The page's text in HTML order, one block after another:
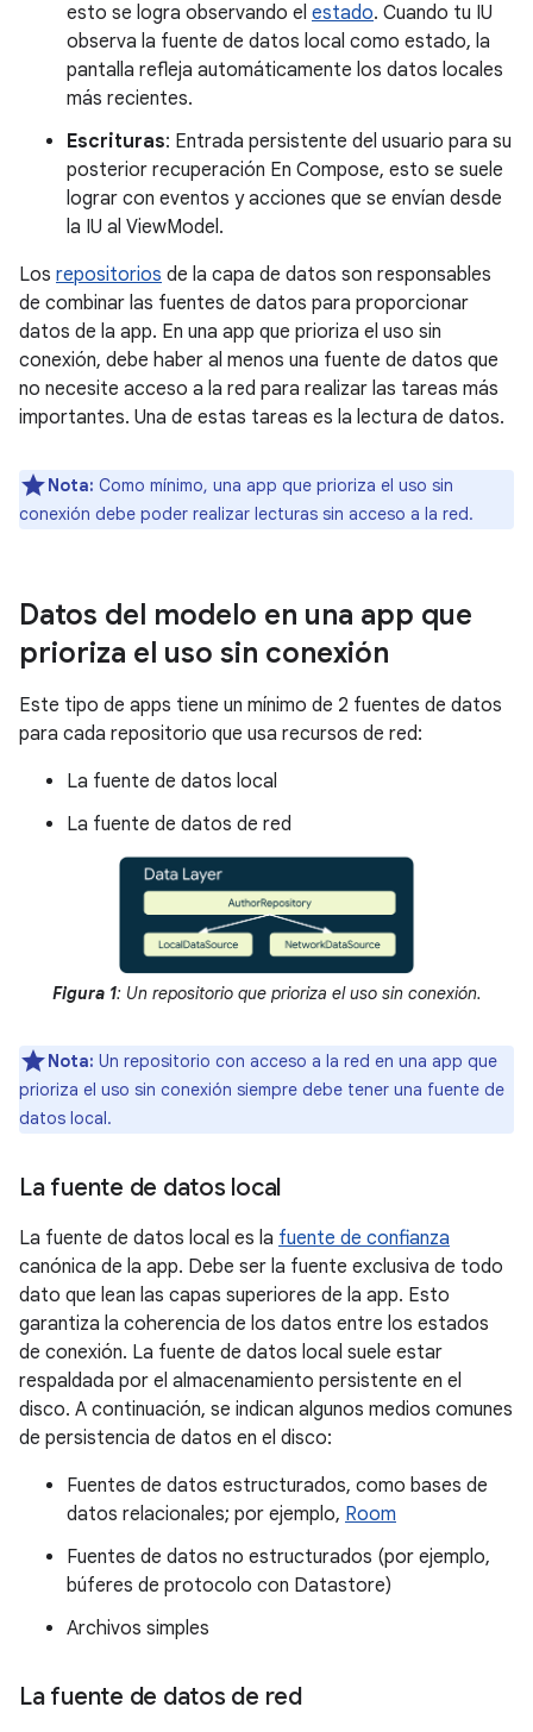
esto se logra observando el estado. Cuando tu IU
observa la fuente de datos local como estado, la
pantalla refleja automáticamente los datos locales
más recientes.
Escrituras: Entrada persistente del usuario para su
posterior recuperación En Compose, esto se suele
lograr con eventos y acciones que se envían desde
la IU al ViewModel.
Los repositorios de la capa de datos son responsables
de combinar las fuentes de datos para proporcionar
datos de la app. En una app que prioriza el uso sin
conexión, debe haber al menos una fuente de datos que
no necesite acceso a la red para realizar las tareas más
importantes. Una de estas tareas es la lectura de datos.
Nota: Como mínimo, una app que prioriza el uso sin
conexión debe poder realizar lecturas sin acceso a la red.
Datos del modelo en una app que
prioriza el uso sin conexión
Este tipo de apps tiene un mínimo de 2 fuentes de datos
para cada repositorio que usa recursos de red:
La fuente de datos local
La fuente de datos de red
Figura 1: Un repositorio que prioriza el uso sin conexión.
Nota: Un repositorio con acceso a la red en una app que
prioriza el uso sin conexión siempre debe tener una fuente de
datos local.
La fuente de datos local
La fuente de datos local es la fuente de confianza
canónica de la app. Debe ser la fuente exclusiva de todo
dato que lean las capas superiores de la app. Esto
garantiza la coherencia de los datos entre los estados
de conexión. La fuente de datos local suele estar
respaldada por el almacenamiento persistente en el
disco. A continuación, se indican algunos medios comunes
de persistencia de datos en el disco:
Fuentes de datos estructurados, como bases de
datos relacionales; por ejemplo, Room
Fuentes de datos no estructurados (por ejemplo,
búferes de protocolo con Datastore)
Archivos simples
La fuente de datos de red